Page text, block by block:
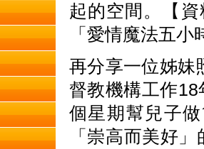
起的空間。【
「愛情魔法五小
再分享一位姊妹
督教機構工作
個星期幫兒子
「崇高而美好